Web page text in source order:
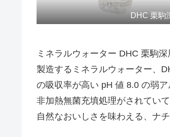
DHC 栗駒
ミネラルウォーター DHC 栗駒
製造するミネラルウォーター、
の吸収率が高い pH 値 8.0 の弱ア
非加熱無菌充填処理がされてい
自然なおいしさを味わえる、ナ